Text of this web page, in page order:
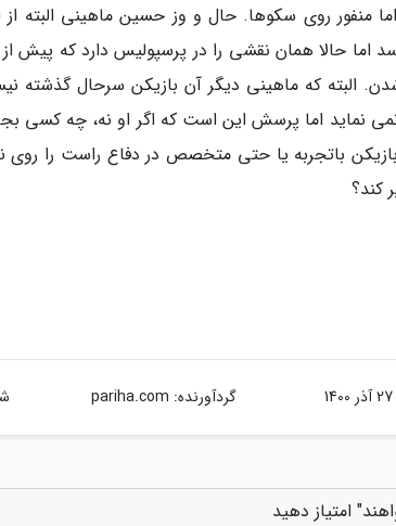
منفور روی سکوها. حال و وز حسین ماهینی البته
اما حالا همان نقشی را در پرسپولیس دارد که پیش
البته که ماهینی دیگر آن بازیکن سرحال گذشته
نماید اما پرسش این است که اگر او نه، چه کسی
باتجربه یا حتی متخصص در دفاع راست را
کند؟
27 آذر 1400 گردآورنده: pariha.com
امتیاز دهید